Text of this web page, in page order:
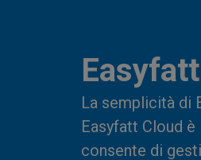
La semplicità di
Easyfatt Cloud
consente di